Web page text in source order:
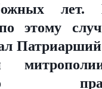
лет.
по этому